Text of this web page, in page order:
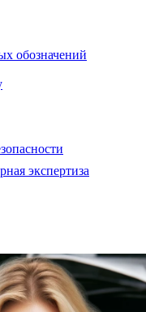
обозначений
экспертиза